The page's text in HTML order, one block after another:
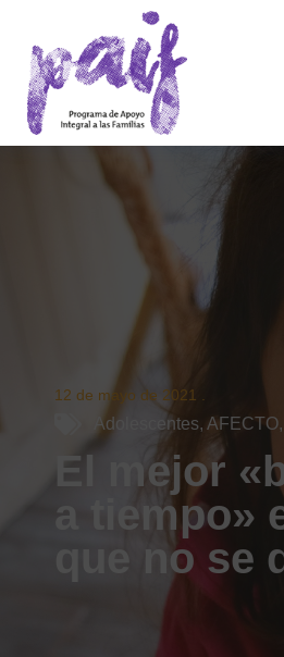
12 de mayo de 2021
Adolescentes, AFECTO,
El mejor
a tiempo»
que no se